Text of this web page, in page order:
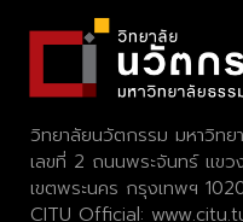
วิทยาลัยนวัตกรรม มหาวิทย
เลขที่ 2 ถนนพระจันทร์ แขว
เขตพระนคร กรุงเทพฯ
CITU Official: